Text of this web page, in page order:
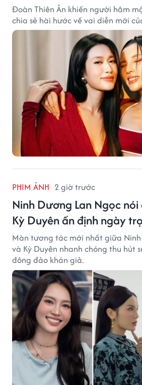
Đoàn Thiên Ân khiến người hâm
chia sẻ hài hước về vai diễn mới
PHIM ẢNH 2 giờ trước
Ninh Dương Lan Ngọc
Kỳ Duyên ấn định ngày
Màn tương tác mới nhất giữa
và Kỳ Duyên nhanh chóng thu hút
đông đảo khán giả.